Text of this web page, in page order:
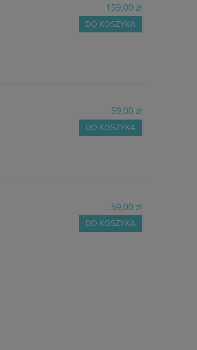
159,00 zł
DO KOSZYKA
59,00 zł
DO KOSZYKA
59,00 zł
DO KOSZYKA